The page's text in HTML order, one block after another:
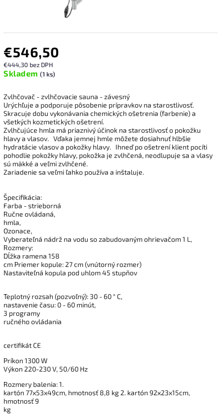
€546,50
€444,30 bez DPH
Skladem (1 ks)
Zvlhčovač - zvlhčovacie sauna - závesný
Urýchľuje a podporuje pôsobenie prípravkov na starostlivosť.
Skracuje dobu vykonávania chemických ošetrenia (farbenie) a
všetkých kozmetických ošetrení.
Zvlhčujúce hmla má priaznivý účinok na starostlivosť o pokožku
hlavy a vlasov. Vďaka jemnej hmle môžete dosiahnuť hlbšie
hydratácie vlasov a pokožky hlavy. Ihneď po ošetrení klient pocíti
pohodlie pokožky hlavy, pokožka je zvlhčená, neodlupuje sa a vlasy
sú mäkké a veľmi zvlhčené.
Zariadenie sa veľmi ľahko používa a inštaluje.
Špecifikácia:
Farba - strieborná
Ručne ovládaná,
hmla,
Ozonace,
Vyberateľná nádrž na vodu so zabudovaným ohrievačom 1 L,
Rozmery:
Dĺžka ramena 158
cm Priemer kopule: 27 cm (vnútorný rozmer)
Nastaviteľná kopula pod uhlom 45 stupňov
Teplotný rozsah (pozvoľný): 30 - 60 ° C,
nastavenie času: 0 - 60 minút,
3 programy
ručného ovládania
certifikát CE
Príkon 1300 W
Výkon 220-230 V, 50/60 Hz
Rozmery balenia: 1.
kartón 77x53x49cm, hmotnosť 8,8 kg 2. kartón 92x23x15cm,
hmotnosť 9
kg